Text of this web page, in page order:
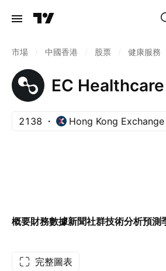
市場 中國香港 股票 健康服務
EC Healthcare
2138 Hong Kong Exchange
概要財務數據新聞社群技術分析預測
完整圖表